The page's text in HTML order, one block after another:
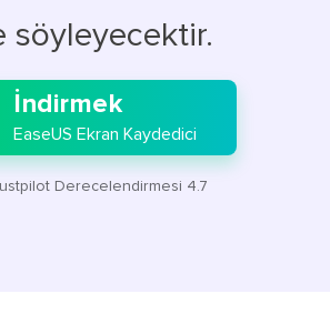
söyleyecektir.
İndirmek
EaseUS Ekran Kaydedici
Derecelendirmesi 4.7